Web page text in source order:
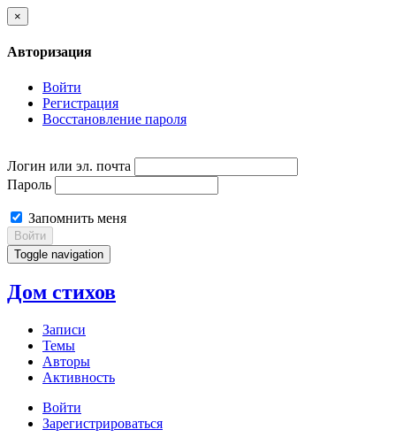
×
Авторизация
Войти
Регистрация
Восстановление пароля
Логин или эл. почта
Пароль
Запомнить меня
Войти
Toggle navigation
Дом стихов
Записи
Темы
Авторы
Активность
Войти
Зарегистрироваться